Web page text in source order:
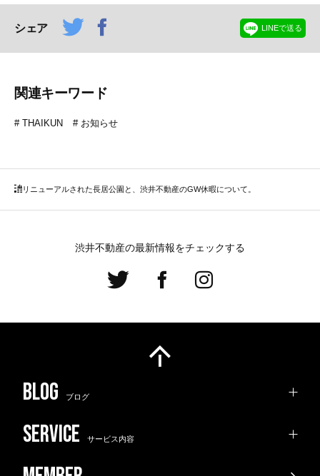
シェア LINEで送る
関連キーワード
THAIKUN お知らせ
リニューアルされた長居公園と、渋井不動産のGW休暇について。
渋井不動産の最新情報をチェックする
ブログ
サービス内容